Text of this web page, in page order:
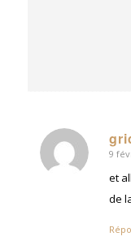
dit
:
9
et
de